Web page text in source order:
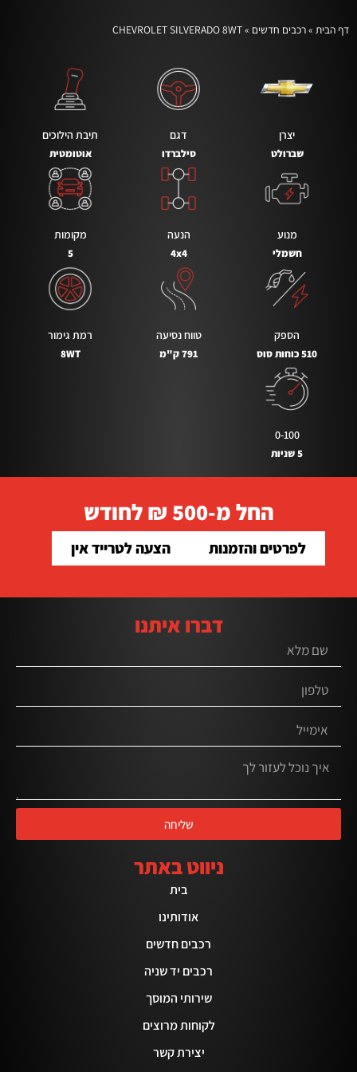
דף הבית »רכבים חדשים »
CHEVROLET SILVERADO 8WT
יצרן
שברולט
דגם
סילברדו
תיבת הילוכים
אוטומטית
מנוע
חשמלי
הנעה
4x4
מקומות
5
הספק
510 כוחות סוס
טווח נסיעה
791 ק"מ
רמת גימור
8WT
0-100
5 שניות
החל מ-500 ₪ לחודש
לפרטים והזמנות הצעה לטרייד אין
ניווט באתר
בית
אודותינו
רכבים חדשים
רכבים יד שניה
שירותי המוסך
לקוחות מרוצים
יצירת קשר
דברו איתנו
שליחה